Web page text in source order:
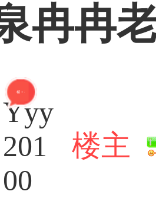
冉冉
精 + 2
Yyy
201
00
楼主